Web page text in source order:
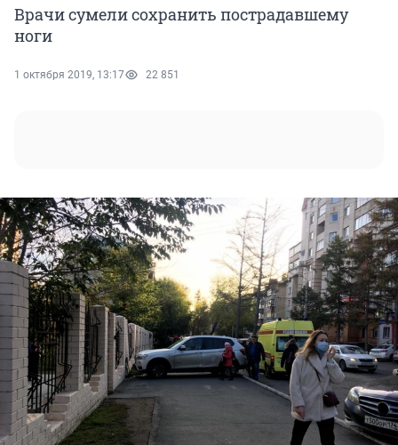
Врачи сумели сохранить пострадавшему
ноги
1 октября 2019, 13:17 22 851